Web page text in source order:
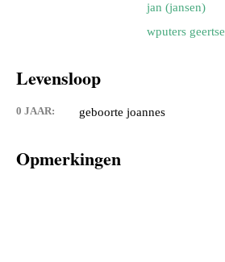
jan (jansen)
wputers geertse
Levensloop
0 JAAR: geboorte joannes
Opmerkingen